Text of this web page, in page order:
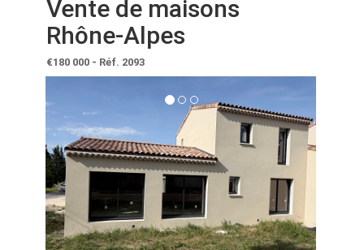
Vente de maisons
Rhône-Alpes
€180 000 - Réf. 2093